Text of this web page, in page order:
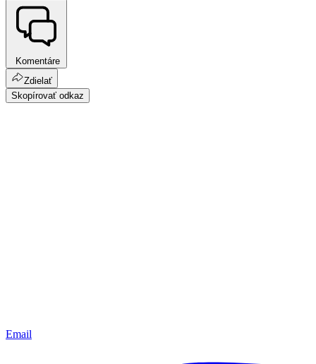
Komentáre
Zdielať
Skopírovať odkaz
Email